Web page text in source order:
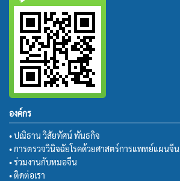
องค์กร
• ปณิธาน วิสัยทัศน์ พันธกิจ
• การตรวจวินิจฉัยโรคด้วยศาสตร์การแพทย์แผนจีน
• ร่วมงานกับหมอจีน
• ติดต่อเรา